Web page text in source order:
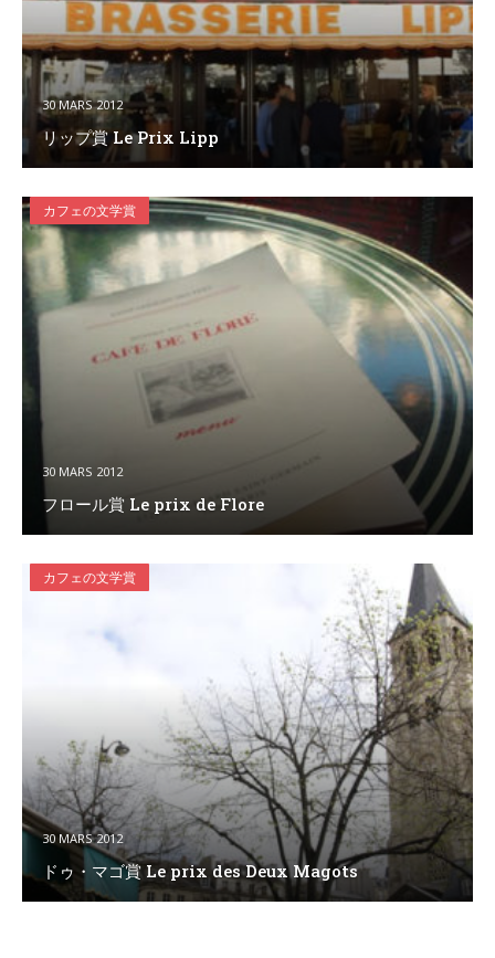
30 MARS 2012
リップ賞 Le Prix Lipp
カフェの文学賞
30 MARS 2012
フロール賞 Le prix de Flore
カフェの文学賞
30 MARS 2012
ドゥ・マゴ賞 Le prix des Deux Magots